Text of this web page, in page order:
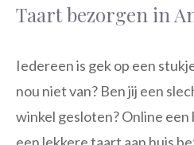
Taart bezorgen in
Iedereen is gek op een
nou niet van? Ben jij een
winkel gesloten? Online